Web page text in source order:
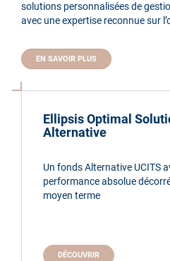
solutions personnalisées de
avec une expertise reconnue sur
EN SAVOIR PLUS
Ellipsis Optimal
Alternative
Un fonds Alternative UCITS
performance absolue
moyen terme
DÉCOUVRIR